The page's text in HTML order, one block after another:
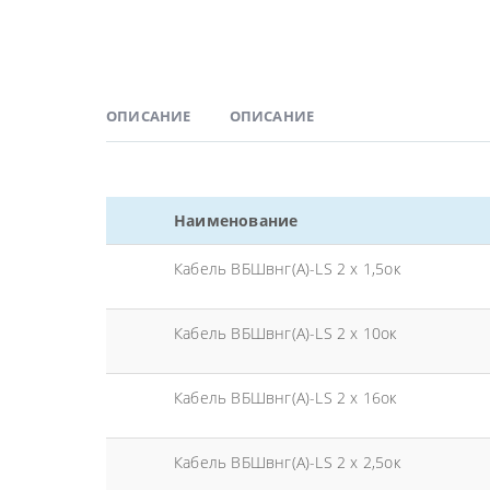
ОПИСАНИЕ ОПИСАНИЕ
Наименование
Кабель ВБШвнг(А)-LS 2 х 1,5ок
Кабель ВБШвнг(А)-LS 2 х 10ок
Кабель ВБШвнг(А)-LS 2 х 16ок
Кабель ВБШвнг(А)-LS 2 х 2,5ок